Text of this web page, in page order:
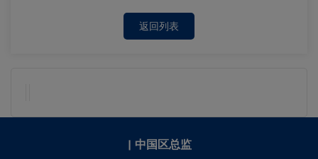
返回列表
| 中国区总监